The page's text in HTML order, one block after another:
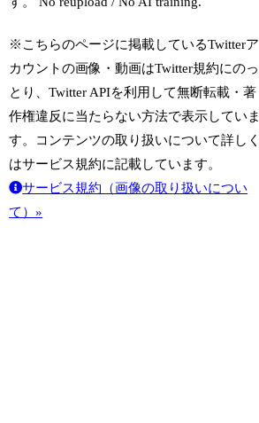
※こちらのページに掲載しているTwitterア
カウントの画像・動画はTwitter規約にのっ
とり、Twitter APIを利用して無断転載・著
作権違反に当たらない方法で表示していま
す。コンテンツの取り扱いについて詳しく
はサービス規約に記載しています。
サービス規約（画像の取り扱いについ
て）»